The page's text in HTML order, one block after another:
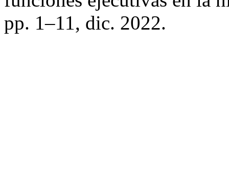
pp. 1–11, dic. 2022.